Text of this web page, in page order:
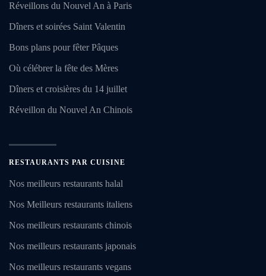
Réveillons du Nouvel An à Paris
Dîners et soirées Saint Valentin
Bons plans pour fêter Pâques
Où célébrer la fête des Mères
Dîners et croisières du 14 juillet
Réveillon du Nouvel An Chinois
RESTAURANTS PAR CUISINE
Nos meilleurs restaurants halal
Nos Meilleurs restaurants italiens
Nos meilleurs restaurants chinois
Nos meilleurs restaurants japonais
Nos meilleurs restaurants vegans